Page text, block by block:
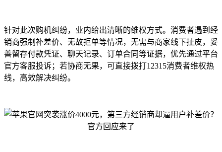
针对此次购机纠纷，业内给出清晰的维权方式。消费者遇到经
销商强制补差价、无故拒单等情况，无需与商家线下扯皮，妥
善留存付款凭证、聊天记录、订单合同等证据，优先通过平台
官方客服投诉；若协商无果，可直接拨打12315消费者维权热
线，高效解决纠纷。